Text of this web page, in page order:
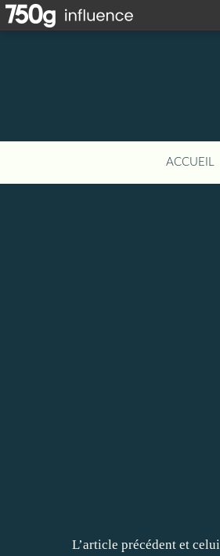
ACCUEIL
L’article précédent et